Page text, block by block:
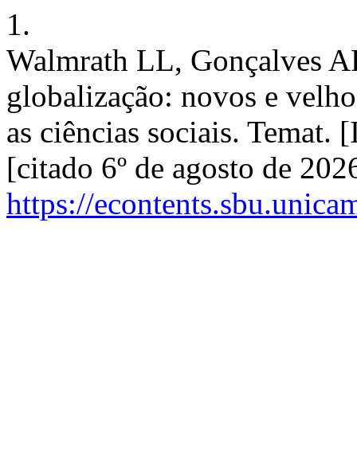
1.
Walmrath LL, Gonçalves
globalização: novos e
as ciências sociais. Temat.
[citado 6º de agosto de
https://